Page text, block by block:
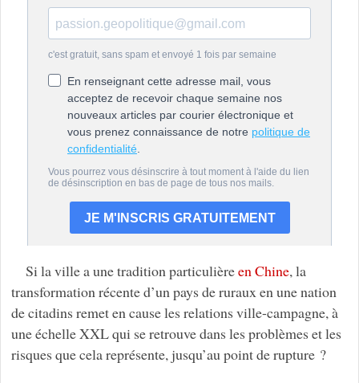
Si la ville a une tradition particulièreen Chine, la
transformation récente d’un pays de ruraux en une nation
de citadins remet en cause les relations ville-campagne, à
une échelle XXL qui se retrouve dans les problèmes et les
risques que cela représente, jusqu’au point de rupture ?